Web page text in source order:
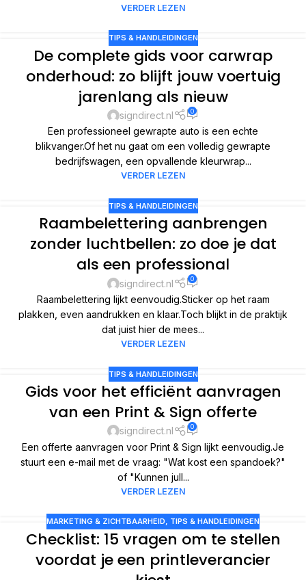
VERDER LEZEN
TIPS & HANDLEIDINGEN
De complete gids voor carwrap
onderhoud: zo blijft jouw voertuig
jarenlang als nieuw
signdirect.nl 0
Een professioneel gewrapte auto is een echte
blikvanger.Of het nu gaat om een volledig gewrapte
bedrijfswagen, een opvallende kleurwrap...
VERDER LEZEN
TIPS & HANDLEIDINGEN
Raambelettering aanbrengen
zonder luchtbellen: zo doe je dat
als een professional
signdirect.nl 0
Raambelettering lijkt eenvoudig.Sticker op het raam
plakken, even aandrukken en klaar.Toch blijkt in de praktijk
dat juist hier de mees...
VERDER LEZEN
TIPS & HANDLEIDINGEN
Gids voor het efficiënt aanvragen
van een Print & Sign offerte
signdirect.nl 0
Een offerte aanvragen voor Print & Sign lijkt eenvoudig.Je
stuurt een e-mail met de vraag: "Wat kost een spandoek?"
of "Kunnen jull...
VERDER LEZEN
MARKETING & ZICHTBAARHEID, TIPS & HANDLEIDINGEN
Checklist: 15 vragen om te stellen
voordat je een printleverancier